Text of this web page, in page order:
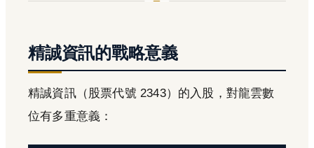
精誠資訊的戰略意義
精誠資訊（股票代號 2343）的入股，對龍雲數
位有多重意義：